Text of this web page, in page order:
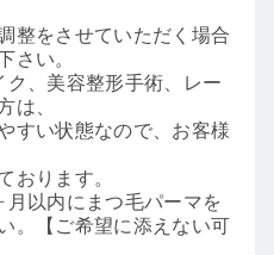
整をさせていただく場合
さい。
、美容整形手術、レー
は、
すい状態なので、お客様
おります。
以内にまつ毛パーマを
。【ご希望に添えない可